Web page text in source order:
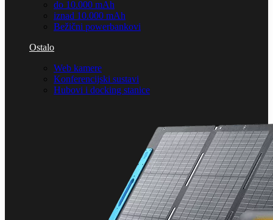
do 10.000 mAh
iznad 10.000 mAh
Bežični powerbankovi
Ostalo
Web kamere
Konferencijski sustavi
Hubovi i docking stanice